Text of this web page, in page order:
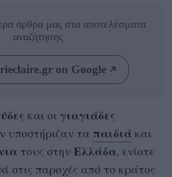
άρθρα μας στα αποτελέσματα
αναζήτησης
on Google
και οι γιαγιάδες
υποστήριζαν τα παιδιά και
τους στην Ελλάδα, ενίοτε
στις παροχές από το κράτος